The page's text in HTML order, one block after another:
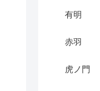
有明
赤羽
虎ノ門